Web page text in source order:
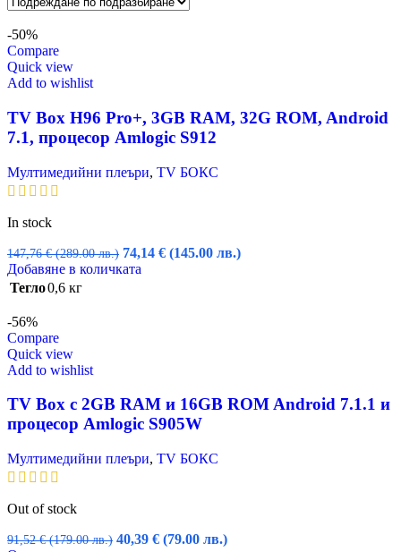
-50%
Compare
Quick view
Add to wishlist
TV Box H96 Pro+, 3GB RAM, 32G ROM, Android
7.1, процесор Amlogic S912
Мултимедийни плеъри, TV БОКС
In stock
147,76€ (289.00 лв.) Original
price
74,14 € (145.00 лв.)Текущата
Добавяне в количката
Тегло0,6 кг
-56%
Compare
Quick view
Add to wishlist
TV Box с 2GB RAM и 16GВ ROM Android 7.1.1 и
процесор Amlogic S905W
Мултимедийни плеъри, TV БОКС
Out of stock
91,52€ (179.00 лв.) Original
40,39 € (79.00 лв.)Текущата